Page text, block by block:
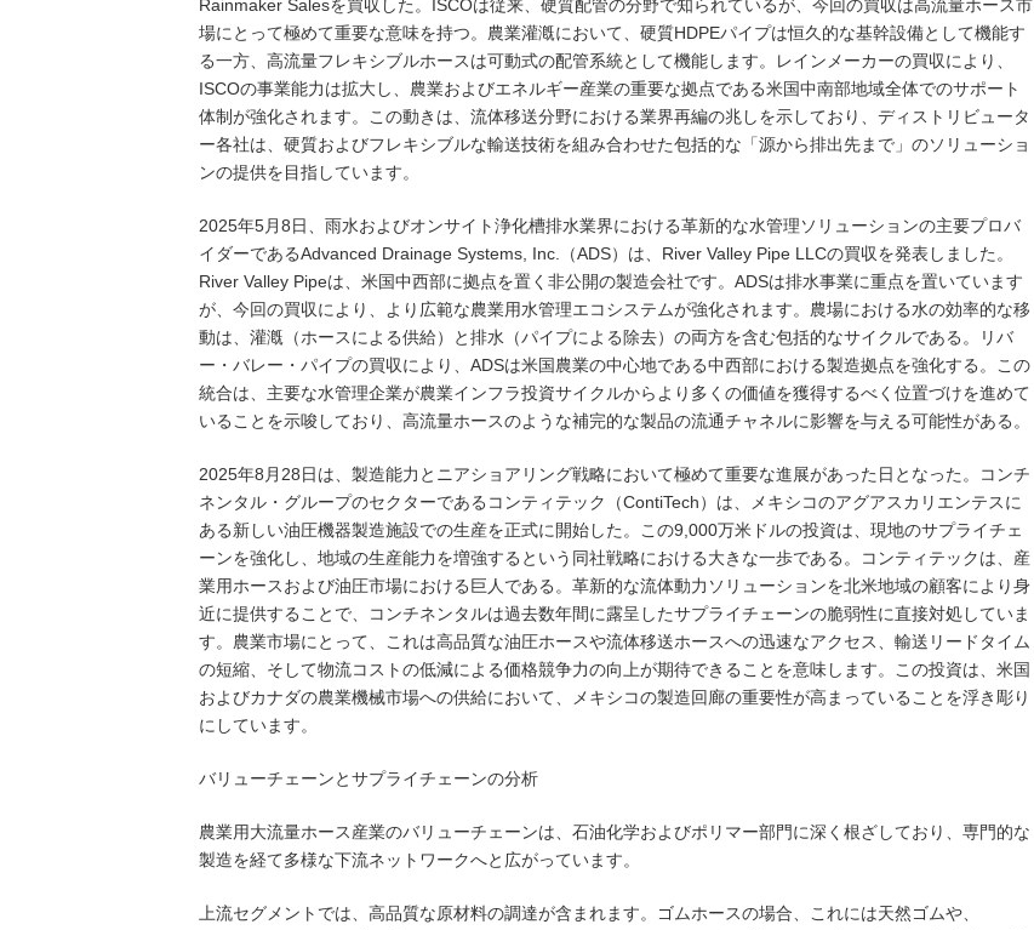
Rainmaker Salesを買収した。ISCOは従来、硬質配管の分野で知られているが、今回の買収は高流量ホース市
場にとって極めて重要な意味を持つ。農業灌漑において、硬質HDPEパイプは恒久的な基幹設備として機能す
る一方、高流量フレキシブルホースは可動式の配管系統として機能します。レインメーカーの買収により、
ISCOの事業能力は拡大し、農業およびエネルギー産業の重要な拠点である米国中南部地域全体でのサポート
体制が強化されます。この動きは、流体移送分野における業界再編の兆しを示しており、ディストリビュータ
ー各社は、硬質およびフレキシブルな輸送技術を組み合わせた包括的な「源から排出先まで」のソリューショ
ンの提供を目指しています。
2025年5月8日、雨水およびオンサイト浄化槽排水業界における革新的な水管理ソリューションの主要プロバ
イダーであるAdvanced Drainage Systems, Inc.（ADS）は、River Valley Pipe LLCの買収を発表しました。
River Valley Pipeは、米国中西部に拠点を置く非公開の製造会社です。ADSは排水事業に重点を置いています
が、今回の買収により、より広範な農業用水管理エコシステムが強化されます。農場における水の効率的な移
動は、灌漑（ホースによる供給）と排水（パイプによる除去）の両方を含む包括的なサイクルである。リバ
ー・バレー・パイプの買収により、ADSは米国農業の中心地である中西部における製造拠点を強化する。この
統合は、主要な水管理企業が農業インフラ投資サイクルからより多くの価値を獲得するべく位置づけを進めて
いることを示唆しており、高流量ホースのような補完的な製品の流通チャネルに影響を与える可能性がある。
2025年8月28日は、製造能力とニアショアリング戦略において極めて重要な進展があった日となった。コンチ
ネンタル・グループのセクターであるコンティテック（ContiTech）は、メキシコのアグアスカリエンテスに
ある新しい油圧機器製造施設での生産を正式に開始した。この9,000万米ドルの投資は、現地のサプライチェ
ーンを強化し、地域の生産能力を増強するという同社戦略における大きな一歩である。コンティテックは、産
業用ホースおよび油圧市場における巨人である。革新的な流体動力ソリューションを北米地域の顧客により身
近に提供することで、コンチネンタルは過去数年間に露呈したサプライチェーンの脆弱性に直接対処していま
す。農業市場にとって、これは高品質な油圧ホースや流体移送ホースへの迅速なアクセス、輸送リードタイム
の短縮、そして物流コストの低減による価格競争力の向上が期待できることを意味します。この投資は、米国
およびカナダの農業機械市場への供給において、メキシコの製造回廊の重要性が高まっていることを浮き彫り
にしています。
バリューチェーンとサプライチェーンの分析
農業用大流量ホース産業のバリューチェーンは、石油化学およびポリマー部門に深く根ざしており、専門的な
製造を経て多様な下流ネットワークへと広がっています。
上流セグメントでは、高品質な原材料の調達が含まれます。ゴムホースの場合、これには天然ゴムや、